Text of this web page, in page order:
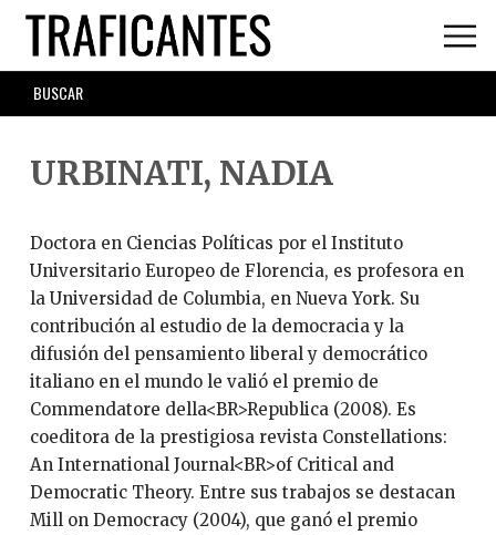
Skip
main
content
SEARCH
FORM
URBINATI, NADIA
Doctora en Ciencias Políticas por el Instituto
Universitario Europeo de Florencia, es profesora en
la Universidad de Columbia, en Nueva York. Su
contribución al estudio de la democracia y la
difusión del pensamiento liberal y democrático
italiano en el mundo le valió el premio de
Commendatore della<BR>Republica (2008). Es
coeditora de la prestigiosa revista Constellations:
An International Journal<BR>of Critical and
Democratic Theory. Entre sus trabajos se destacan
Mill on Democracy (2004), que ganó el premio